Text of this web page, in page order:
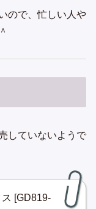
ので、忙しい人や
していないようで
[GD819-